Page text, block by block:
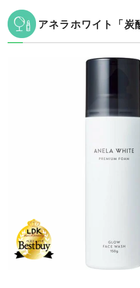
アネラホワイト「炭